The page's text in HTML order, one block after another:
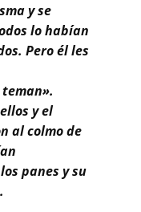
y se
lo habían
Pero él les
y el
al colmo de
panes y su